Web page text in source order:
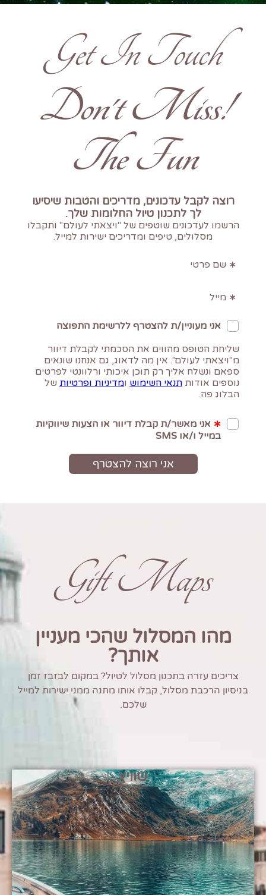
Get In Touch
!Don't Miss
The Fun
Gift Maps
מהו המסלול שהכי מעניין
אותך?
צריכים עזרה בתכנון מסלול לטיול? במקום לבזבז זמן
בניסיון הרכבת מסלול, קבלו אותו מתנה ממני ישירות למייל
שלכם.
שוויץ